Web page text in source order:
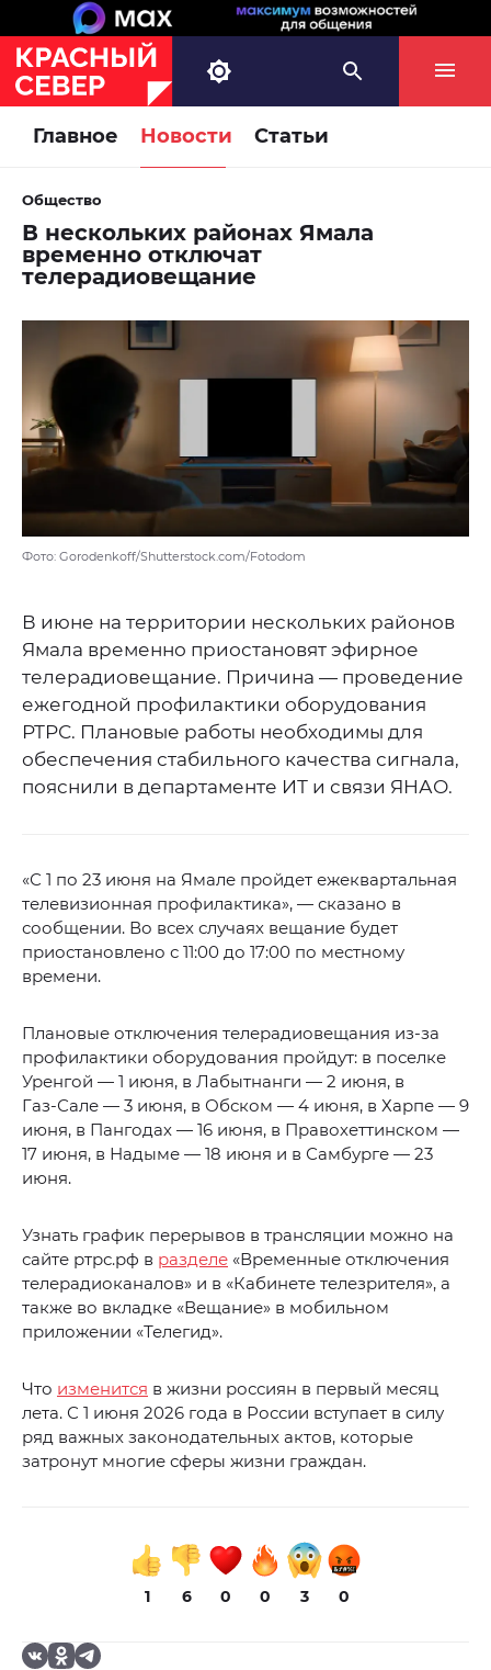
Главное Новости Статьи
Общество
В нескольких районах Ямала
временно отключат
телерадиовещание
Фото: Gorodenkoff/Shutterstock.com/Fotodom
В июне на территории нескольких районов
Ямала временно приостановят эфирное
телерадиовещание. Причина — проведение
ежегодной профилактики оборудования
РТРС. Плановые работы необходимы для
обеспечения стабильного качества сигнала,
пояснили в департаменте ИТ и связи ЯНАО.
«С 1 по 23 июня на Ямале пройдет ежеквартальная
телевизионная профилактика», — сказано в
сообщении. Во всех случаях вещание будет
приостановлено с 11:00 до 17:00 по местному
времени.
Плановые отключения телерадиовещания из‑за
профилактики оборудования пройдут: в поселке
Уренгой — 1 июня, в Лабытнанги — 2 июня, в
Газ‑Сале — 3 июня, в Обском — 4 июня, в Харпе — 9
июня, в Пангодах — 16 июня, в Правохеттинском —
17 июня, в Надыме — 18 июня и в Самбурге — 23
июня.
Узнать график перерывов в трансляции можно на
сайте ртрс.рф в разделе «Временные отключения
телерадиоканалов» и в «Кабинете телезрителя», а
также во вкладке «Вещание» в мобильном
приложении «Телегид».
Что изменится в жизни россиян в первый месяц
лета. С 1 июня 2026 года в России вступает в силу
ряд важных законодательных актов, которые
затронут многие сферы жизни граждан.
1 6 0 0 3 0